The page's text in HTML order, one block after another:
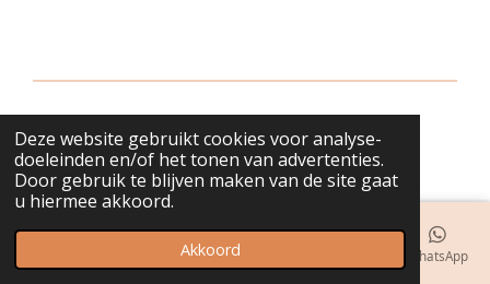
Deze website gebruikt cookies voor analyse-
doeleinden en/of het tonen van advertenties.
Door gebruik te blijven maken van de site gaat
u hiermee akkoord.
Akkoord
© 2018 - 2026 bijuwels
Telefoonnummer WhatsApp